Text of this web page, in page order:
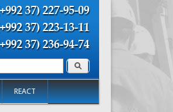
REACT
поиска Поиск